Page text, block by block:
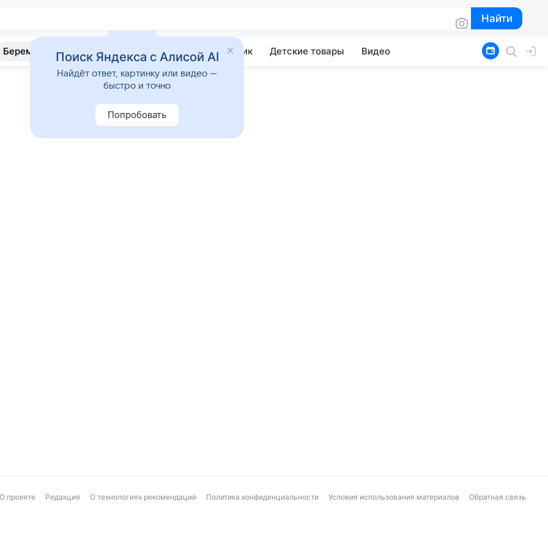
Найти
Найти
Беременность Развитие Почемучка Учебник Детские товары Видео
О проекте Редакция О технологиях рекомендаций Политика конфиденциальности Условия использования материалов Обратная связь
Поиск Яндекса с Алисой AI
Найдёт ответ, картинку или видео —
быстро и точно
Попробовать